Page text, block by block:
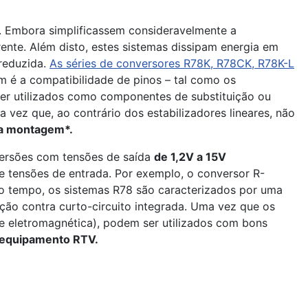
simplificassem consideravelmente a
Além disto, estes sistemas dissipam energia em
As séries de conversores R78K, R78CK, R78K-L
é a compatibilidade de pinos – tal como os
utilizados como componentes de substituição ou
que, ao contrário dos estabilizadores lineares, não
montagem*.
com tensões de saída de 1,2V a 15V
de entrada. Por exemplo, o conversor R-
tempo, os sistemas R78 são caracterizados por uma
contra curto-circuito integrada. Uma vez que os
eletromagnética), podem ser utilizados com bons
RTV.